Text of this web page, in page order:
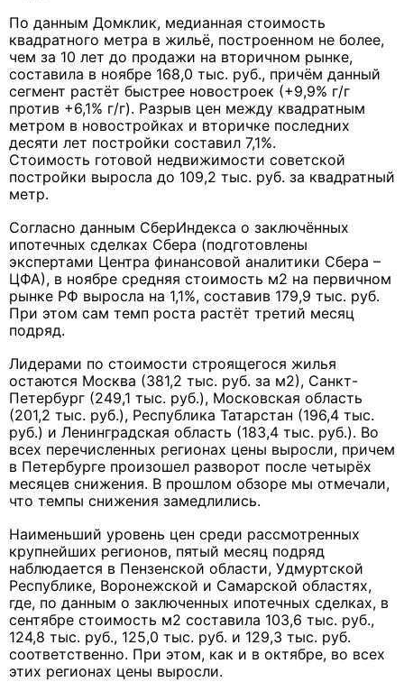
По данным Домклик, медианная стоимость
квадратного метра в жильё, построенном не более,
чем за 10 лет до продажи на вторичном рынке,
составила в ноябре 168,0 тыс. руб., причём данный
сегмент растёт быстрее новостроек (+9,9% г/г
против +6,1% г/г). Разрыв цен между квадратным
метром в новостройках и вторичке последних
десяти лет постройки составил 7,1%.
Стоимость готовой недвижимости советской
постройки выросла до 109,2 тыс. руб. за квадратный
метр.
Согласно данным СберИндекса о заключённых
ипотечных сделках Сбера (подготовлены
экспертами Центра финансовой аналитики Сбера –
ЦФА), в ноябре средняя стоимость м2 на первичном
рынке РФ выросла на 1,1%, составив 179,9 тыс. руб.
При этом сам темп роста растёт третий месяц
подряд.
Лидерами по стоимости строящегося жилья
остаются Москва (381,2 тыс. руб. за м2), Санкт-
Петербург (249,1 тыс. руб.), Московская область
(201,2 тыс. руб.), Республика Татарстан (196,4 тыс.
руб.) и Ленинградская область (183,4 тыс. руб.). Во
всех перечисленных регионах цены выросли, причем
в Петербурге произошел разворот после четырёх
месяцев снижения. В прошлом обзоре мы отмечали,
что темпы снижения замедлились.
Наименьший уровень цен среди рассмотренных
крупнейших регионов, пятый месяц подряд
наблюдается в Пензенской области, Удмуртской
Республике, Воронежской и Самарской областях,
где, по данным о заключенных ипотечных сделках, в
сентябре стоимость м2 составила 103,6 тыс. руб.,
124,8 тыс. руб., 125,0 тыс. руб. и 129,3 тыс. руб.
соответственно. При этом, как и в октябре, во всех
этих регионах цены выросли.